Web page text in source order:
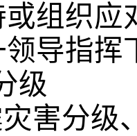
组织应
导指挥
级
害分级